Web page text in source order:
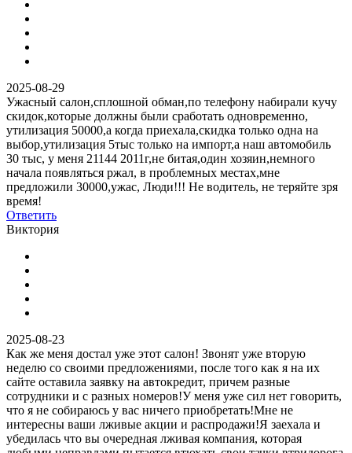
2025-08-29
Ужасный салон,сплошной обман,по телефону набирали кучу
скидок,которые должны были сработать одновременно,
утилизация 50000,а когда приехала,скидка только одна на
выбор,утилизация 5тыс только на импорт,а наш автомобиль
30 тыс, у меня 21144 2011г,не битая,один хозяин,немного
начала появляться ржал, в проблемных местах,мне
предложили 30000,ужас, Люди!!! Не водитель, не теряйте зря
время!
Ответить
Виктория
2025-08-23
Как же меня достал уже этот салон! Звонят уже вторую
неделю со своими предложениями, после того как я на их
сайте оставила заявку на автокредит, причем разные
сотрудники и с разных номеров!У меня уже сил нет говорить,
что я не собираюсь у вас ничего приобретать!Мне не
интересны ваши лживые акции и распродажи!Я заехала и
убедилась что вы очередная лживая компания, которая